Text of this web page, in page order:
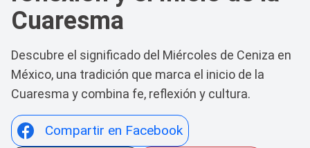
Cuaresma
Descubre el significado del Miércoles de Ceniza en
México, una tradición que marca el inicio de la
Cuaresma y combina fe, reflexión y cultura.
Compartir en Facebook